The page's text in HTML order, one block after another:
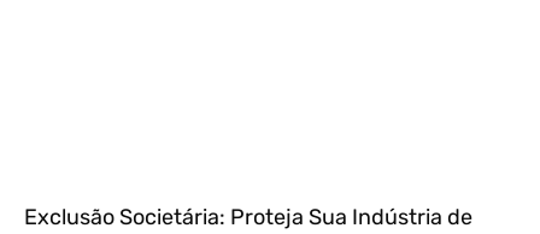
Exclusão Societária: Proteja Sua Indústria de